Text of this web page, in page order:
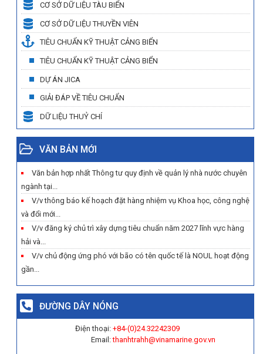
CƠ SỞ DỮ LIỆU TÀU BIỂN
CƠ SỞ DỮ LIỆU THUYỀN VIÊN
TIÊU CHUẨN KỸ THUẬT CẢNG BIỂN
TIÊU CHUẨN KỸ THUẬT CẢNG BIỂN
DỰ ÁN JICA
GIẢI ĐÁP VỀ TIÊU CHUẨN
DỮ LIỆU THUỶ CHÍ
VĂN BẢN MỚI
Văn bản hợp nhất Thông tư quy định về quản lý nhà nước chuyên
ngành tại...
V/v thông báo kế hoạch đặt hàng nhiệm vụ Khoa học, công nghệ
và đổi mới...
V/v đăng ký chủ trì xây dựng tiêu chuẩn năm 2027 lĩnh vực hàng
hải và...
V/v chủ động ứng phó với bão có tên quốc tế là NOUL hoạt động
gần...
ĐƯỜNG DÂY NÓNG
Điện thoại:
Email:
+84-(0)24.32242309
thanhtrahh@vinamarine.gov.vn